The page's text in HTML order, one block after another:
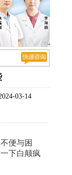
03-14
便与困
下白颠疯